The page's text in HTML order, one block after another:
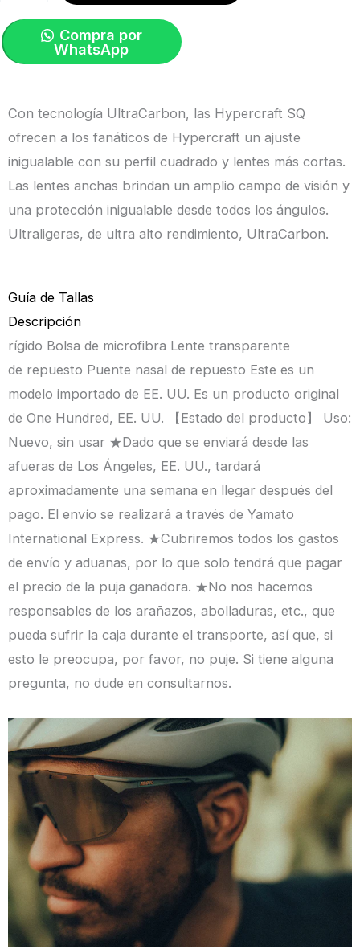
HYPERCRAFT
SQ
Gris
Hiper
Café
ORIGINAL
cantidad
Compra por
WhatsApp
Con tecnología UltraCarbon, las Hypercraft SQ
ofrecen a los fanáticos de Hypercraft un ajuste
inigualable con su perfil cuadrado y lentes más cortas.
Las lentes anchas brindan un amplio campo de visión y
una protección inigualable desde todos los ángulos.
Ultraligeras, de ultra alto rendimiento, UltraCarbon.
Guía de Tallas
Descripción
rígido Bolsa de microfibra Lente transparente
de repuesto Puente nasal de repuesto Este es un
modelo importado de EE. UU. Es un producto original
de One Hundred, EE. UU. 【Estado del producto】 Uso:
Nuevo, sin usar ★Dado que se enviará desde las
afueras de Los Ángeles, EE. UU., tardará
aproximadamente una semana en llegar después del
pago. El envío se realizará a través de Yamato
International Express. ★Cubriremos todos los gastos
de envío y aduanas, por lo que solo tendrá que pagar
el precio de la puja ganadora. ★No nos hacemos
responsables de los arañazos, abolladuras, etc., que
pueda sufrir la caja durante el transporte, así que, si
esto le preocupa, por favor, no puje. Si tiene alguna
pregunta, no dude en consultarnos.